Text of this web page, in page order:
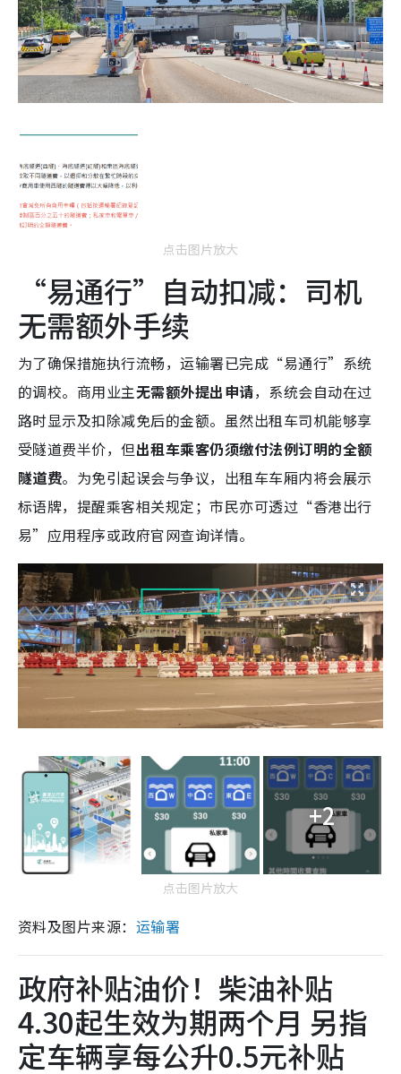
点击图片放大
“易通行”自动扣减：司机
无需额外手续
为了确保措施执行流畅，运输署已完成“易通行”系统
的调校。商用业主无需额外提出申请，系统会自动在过
路时显示及扣除减免后的金额。虽然出租车司机能够享
受隧道费半价，但出租车乘客仍须缴付法例订明的全额
隧道费。为免引起误会与争议，出租车车厢内将会展示
标语牌，提醒乘客相关规定；市民亦可透过“香港出行
易”应用程序或政府官网查询详情。
+2
点击图片放大
资料及图片来源： 运输署
政府补贴油价！柴油补贴
4.30起生效为期两个月 另指
定车辆享每公升0.5元补贴